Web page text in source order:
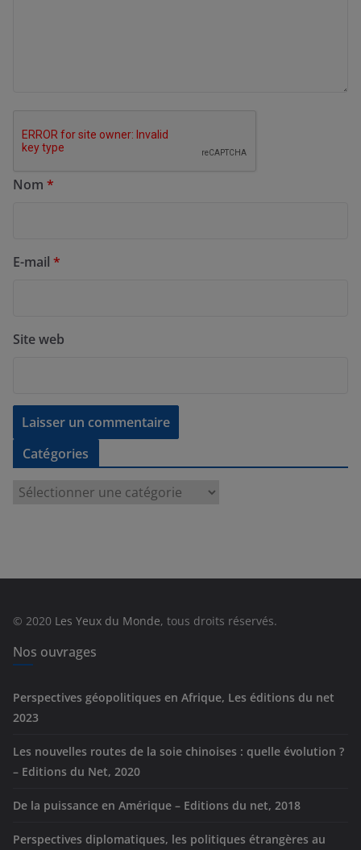
Nom *
E-mail *
Site web
Catégories
e
s
© 2020 Les Yeux du Monde, tous droits réservés.
Nos ouvrages
Perspectives géopolitiques en Afrique, Les éditions du net
2023
Les nouvelles routes de la soie chinoises : quelle évolution ?
– Editions du Net, 2020
De la puissance en Amérique – Editions du net, 2018
Perspectives diplomatiques, les politiques étrangères au